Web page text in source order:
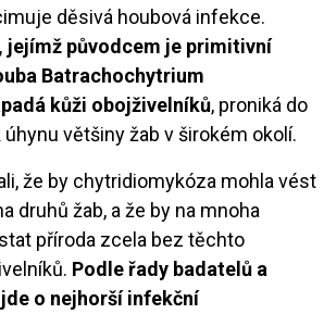
děsivá houbová infekce.
jejímž původcem je primitivní
Batrachochytrium
kůži obojživelníků, proniká do
většiny žab v širokém okolí.
že by chytridiomykóza mohla vést
druhů žab, a že by na mnoha
příroda zcela bez těchto
Podle řady badatelů a
o nejhorší infekční